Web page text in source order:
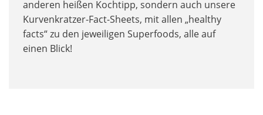
anderen heißen Kochtipp, sondern auch unsere
Kurvenkratzer-Fact-Sheets, mit allen „healthy
facts“ zu den jeweiligen Superfoods, alle auf
einen Blick!